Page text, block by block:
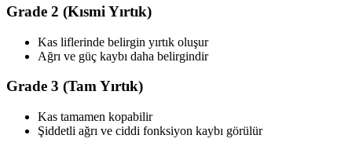
Grade 2 (Kısmi Yırtık)
Kas liflerinde belirgin yırtık oluşur
Ağrı ve güç kaybı daha belirgindir
Grade 3 (Tam Yırtık)
Kas tamamen kopabilir
Şiddetli ağrı ve ciddi fonksiyon kaybı görülür